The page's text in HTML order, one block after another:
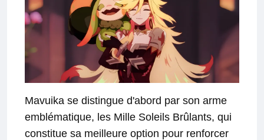
Mavuika se distingue d'abord par son arme
emblématique, les Mille Soleils Brûlants, qui
constitue sa meilleure option pour renforcer